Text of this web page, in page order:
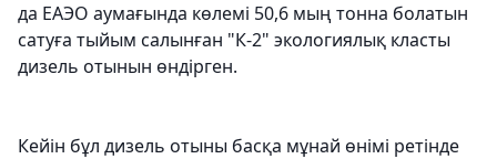
да ЕАЭО аумағында көлемі 50,6 мың тонна болатын
сатуға тыйым салынған "К-2" экологиялық класты
дизель отынын өндірген.
Кейін бұл дизель отыны басқа мұнай өнімі ретінде